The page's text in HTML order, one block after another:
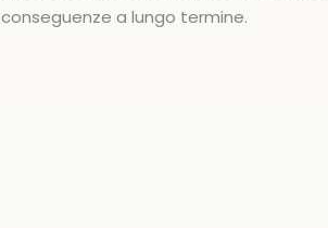
a lungo termine.